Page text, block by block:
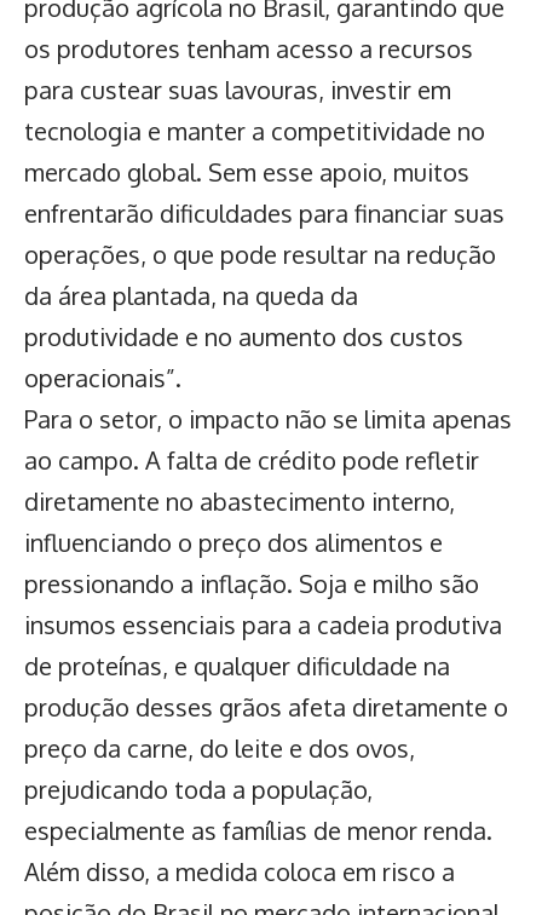
produção agrícola no Brasil, garantindo que
os produtores tenham acesso a recursos
para custear suas lavouras, investir em
tecnologia e manter a competitividade no
mercado global. Sem esse apoio, muitos
enfrentarão dificuldades para financiar suas
operações, o que pode resultar na redução
da área plantada, na queda da
produtividade e no aumento dos custos
operacionais”.
Para o setor, o impacto não se limita apenas
ao campo. A falta de crédito pode refletir
diretamente no abastecimento interno,
influenciando o preço dos alimentos e
pressionando a inflação. Soja e milho são
insumos essenciais para a cadeia produtiva
de proteínas, e qualquer dificuldade na
produção desses grãos afeta diretamente o
preço da carne, do leite e dos ovos,
prejudicando toda a população,
especialmente as famílias de menor renda.
Além disso, a medida coloca em risco a